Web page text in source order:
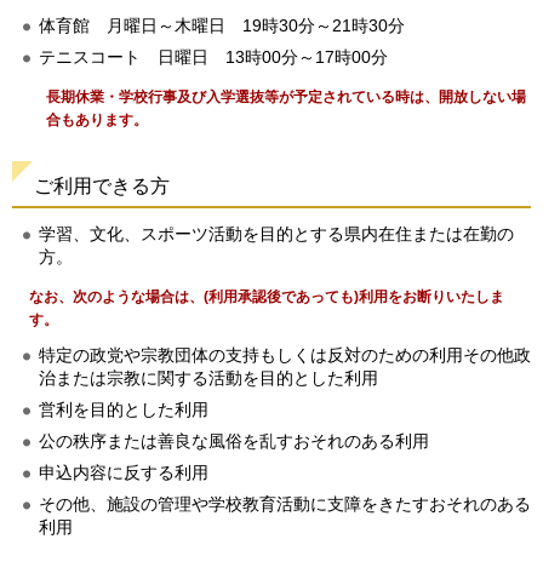
体育館 月曜日～木曜日 19時30分～21時30分
テニスコート 日曜日 13時00分～17時00分
長期休業・ 学校行事及び入学選抜等が予定されている時は、開放しない場
合もあります。
ご利用できる方
学習、文化、スポーツ活動を目的とする県内在住または在勤の
方。
なお、次のような場合は、(利用承認後であっても)利用をお断りいたしま
す。
特定の政党や宗教団体の支持もしくは反対のための利用その他政
治または宗教に関する活動を目的とした利用
営利を目的とした利用
公の秩序または善良な風俗を乱すおそれのある利用
申込内容に反する利用
その他、施設の管理や学校教育活動に支障をきたすおそれのある
利用